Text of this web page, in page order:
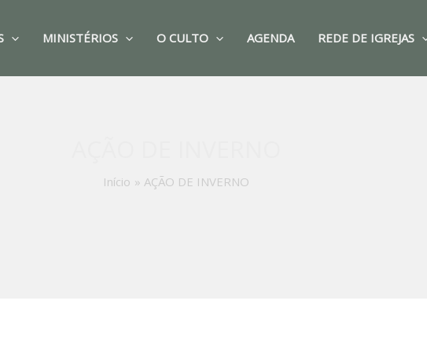
MINISTÉRIOS O CULTO AGENDA REDE DE IGREJAS
Início AÇÃO DE INVERNO